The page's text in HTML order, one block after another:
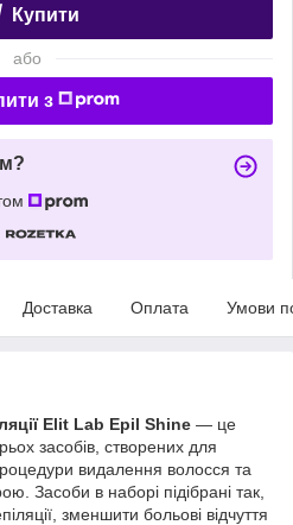
Купити
або
з
Доставка Оплата Умови
Elit Lab Epil Shine — це
засобів, створених для
видалення волосся та
Засоби в наборі підібрані так,
зменшити больові відчуття